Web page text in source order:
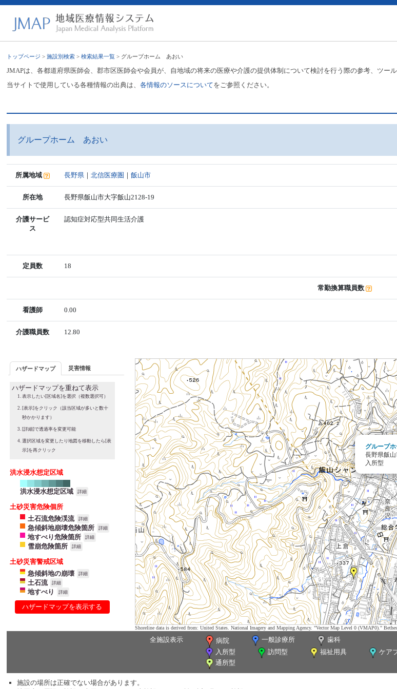
トップページ >施設別検索 >検索結果一覧 > グループホーム あおい
JMAPは、各都道府県医師会、郡市区医師会や会員が、自地域の将来の医療や介護の提供体制について検討を行う際の参考、ツー
当サイトで使用している各種情報の出典は、各情報のソースについてをご参照ください。
グループホーム あおい
所属地域 長野県 ｜北信医療圏 ｜飯山市
所在地 長野県飯山市大字飯山2128-19
介護サービ
ス
認知症対応型共同生活介護
定員数 18
常勤換算職員数
看護師 0.00
介護職員数 12.80
ハザードマップ 災害情報
ハザードマップを重ねて表示
表示したい[区域名]を選択（複数選択可）
[表示]をクリック（該当区域が多いと数十
秒かかります）
[詳細]で透過率を変更可能
選択区域を変更したり地図を移動したら[表
示]を再クリック
洪水浸水想定区域
洪水浸水想定区域 詳細
土砂災害危険個所
土石流危険渓流
詳細
急傾斜地崩壊危険箇所 詳細
地すべり危険箇所 詳細
雪崩危険箇所 詳細
土砂災害警戒区域
急傾斜地の崩壊
詳細
土石流 詳細
地すべり 詳細
ハザードマップを表示する
グループ
長野県飯
入所型
Shoreline data is derived from: United States. National Imagery and Mapping Agency. "Vector Map Level 0 (VMAP0)."
全施設表示 病院 一般診療所 歯科
入所型
訪問型 福祉用具 ケア
通所型
施設の場所は正確でない場合があります。